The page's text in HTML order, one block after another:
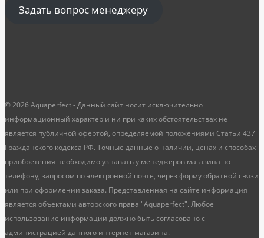
Задать вопрос менеджеру
© 2026 Aquaperfect - Данный сайт носит исключительно
информационный характер и ни при каких обстоятельствах не
является публичной офертой, определяемой положениями Статьи 437
Гражданского кодекса РФ. Точные данные о наличии, ценах и способах
приобретения необходимо узнавать у менеджеров магазина по
телефону, запросом по электронной почте, через форму обратной связи
или при оформлении заказа. Представленная на сайте информация
является объектами авторского права "Aquaperfect". Любое
использование информации должно быть согласовано с
администрацией данного интернет-магазина.